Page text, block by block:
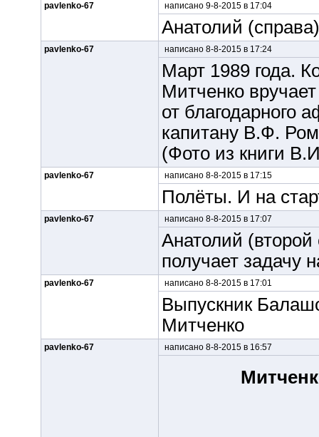
pavlenko-67 написано 9-8-2015 в 17:04
Анатолий
pavlenko-67 написано 8-8-2015 в 17:24
Март 1989 года.
Митченко
от благодарного
капитану В.Ф.
(Фото из книги
pavlenko-67 написано 8-8-2015 в 17:15
Полёты. И на
pavlenko-67 написано 8-8-2015 в 17:07
Анатолий
получает задачу
pavlenko-67 написано 8-8-2015 в 17:01
Выпускник
Митченко
pavlenko-67 написано 8-8-2015 в 16:57